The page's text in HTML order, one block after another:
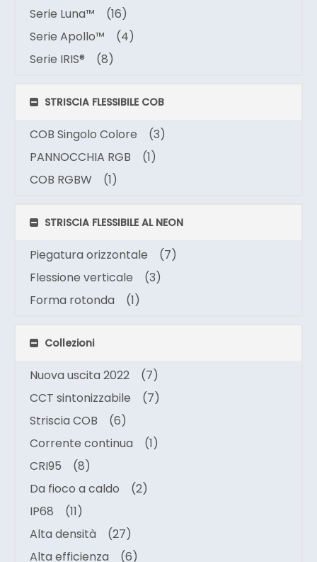
Serie Luna™
(16)
Serie Apollo™
(4)
Serie IRIS®
(8)
STRISCIA FLESSIBILE COB
COB Singolo Colore
(3)
PANNOCCHIA RGB
(1)
COB RGBW
(1)
STRISCIA FLESSIBILE AL NEON
Piegatura orizzontale
(7)
Flessione verticale
(3)
Forma rotonda
(1)
Collezioni
Nuova uscita 2022
(7)
CCT sintonizzabile
(7)
Striscia COB
(6)
Corrente continua
(1)
CRI95
(8)
Da fioco a caldo
(2)
IP68
(11)
Alta densità
(27)
Alta efficienza
(6)